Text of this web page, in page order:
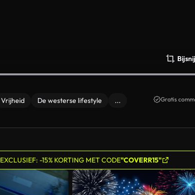
Vrijheid De westerse lifestyle ... Gratis
EXCLUSIEF: -15% KORTING MET CODE"COVERR15"